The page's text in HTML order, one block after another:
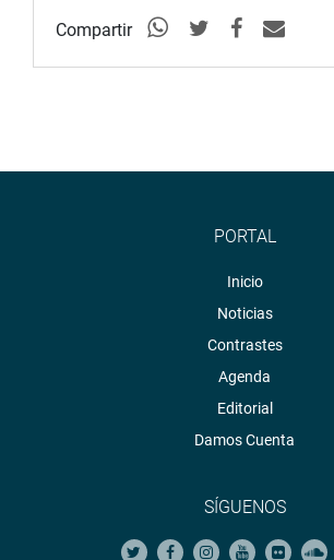
presidente del Congreso”, señaló Huilca.
Compartir
PORTAL
Inicio
Noticias
Contrastes
Agenda
Editorial
Damos Cuenta
SÍGUENOS